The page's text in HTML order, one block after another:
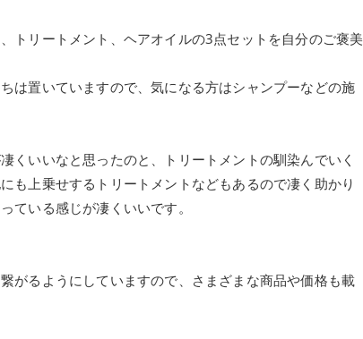
トリートメント、ヘアオイルの3点セットを自分のご褒美
は置いていますので、気になる方はシャンプーなどの施
くいいなと思ったのと、トリートメントの馴染んでいく
も上乗せするトリートメントなどもあるので凄く助かり
ている感じが凄くいいです。
がるようにしていますので、さまざまな商品や価格も載